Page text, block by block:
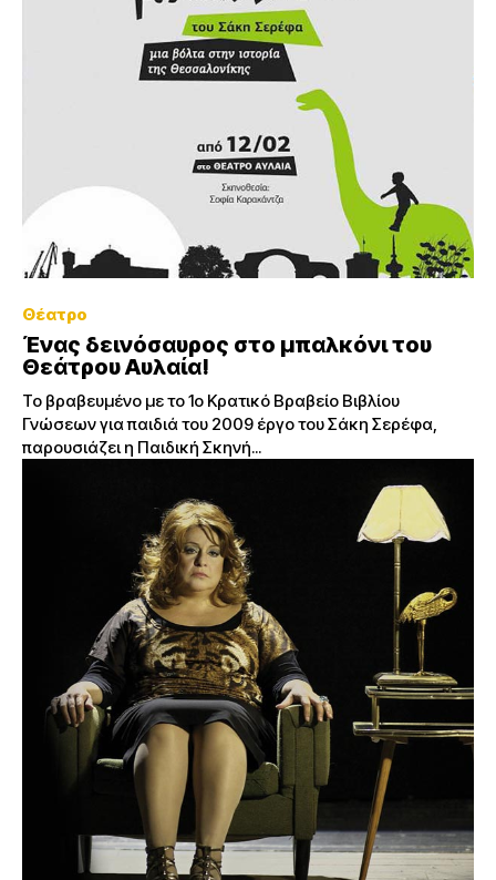
Θέατρο
Ένας δεινόσαυρος στο μπαλκόνι του
Θεάτρου Αυλαία!
Το βραβευμένο με το 1ο Κρατικό Βραβείο Βιβλίου
Γνώσεων για παιδιά του 2009 έργο του Σάκη Σερέφα,
παρουσιάζει η Παιδική Σκηνή...